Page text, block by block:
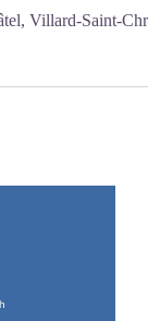
Villard-Saint-